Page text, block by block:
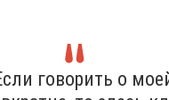
говорить о